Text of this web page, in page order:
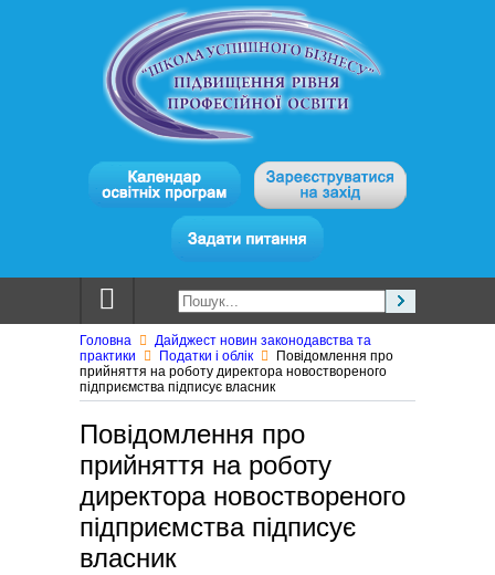
Головна
Дайджест новин законодавства та
практики
Податки і облік
Повідомлення про
прийняття на роботу директора новоствореного
підприємства підписує власник
Повідомлення про
прийняття на роботу
директора новоствореного
підприємства підписує
власник